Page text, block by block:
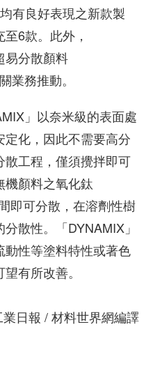
有良好表現之新款製
6款。此外，
易分散顏料
業務推動。
」以奈米級的表面處
化，因此不需要高分
工程，僅須攪拌即可
機顏料之氧化鈦
即可分散，在溶劑性樹
散性。「DYNAMIX」
性等塗料特性或著色
有所改善。
日報 / 材料世界網編譯